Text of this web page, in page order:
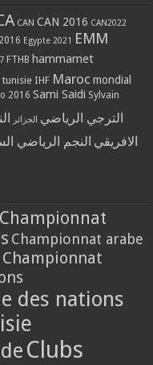
CAN CAN 2016 CAN2022
Egypte 2021 EMM
FTHB hammamet
tunisie IHF Maroc mondial
2016 Sami Saidi Sylvain
الترجي الرياضي الجزائر
الافريقي النجم الرياضي
Championnat
Championnat arabe
Championnat
des nations
Clubs